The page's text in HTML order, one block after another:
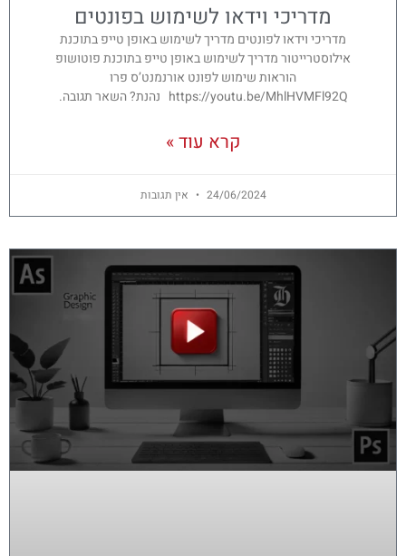
מדריכי וידאו לשימוש בפונטים
מדריכי וידאו לפונטים מדריך לשימוש באופן טייפ בתוכנת
אילוסטרייטור מדריך לשימוש באופן טייפ בתוכנת פוטושופ
הוראות שימוש לפונט אורנמנט’ס פרו
https://youtu.be/MhlHVMFl92Q נהנת? השאר תגובה.
קרא עוד »
24/06/2024 אין תגובות